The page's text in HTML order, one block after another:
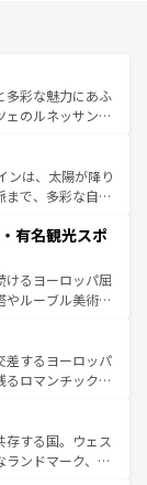
多彩な魅力にあふ
ェのルネッサンス
ルフィ海岸の絶
合間には、本場の
堪能することも
をしてみよう！
ンは、太陽が降り
で、多彩な自然
ンコ、熱気あふ
一部となってい
や、バルセロナの
ーマ遺跡や中世
ペインはその個
なお、新着のスペイン情報は コ
有名観光スポ
けるヨーロッパ屈
ルーブル美術館
殿、歴史的な大
が、訪れる者を心
国としても知ら
プロヴァンスの
み方が可能だ。さ
おり、どの街角に
差するヨーロッパ
るロマンチック街
ことがない。ベ
ルプスの絶景、そ
景は必見。ビール
存する国。ウェス
ランドマーク、歴